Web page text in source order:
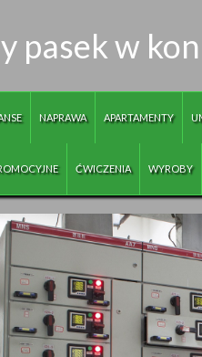
pasek w
NAPRAWA APARTAMENTY
ĆWICZENIA WYROBY